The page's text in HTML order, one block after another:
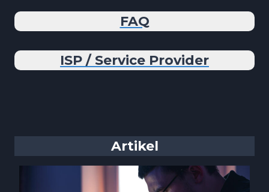
FAQ
ISP / Service Provider
Artikel